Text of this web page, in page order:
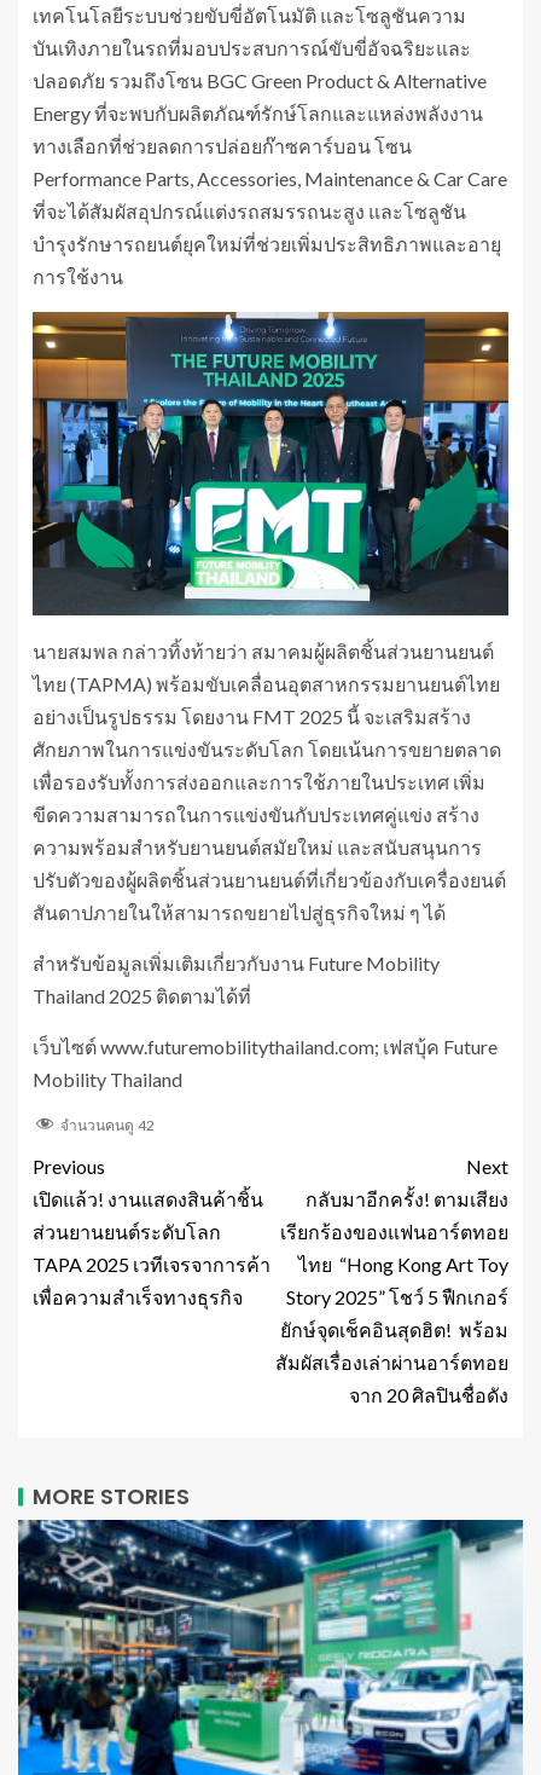
เทคโนโลยีระบบช่วยขับขี่อัตโนมัติ และโซลูชันความ
บันเทิงภายในรถที่มอบประสบการณ์ขับขี่อัจฉริยะและ
ปลอดภัย รวมถึงโซน BGC Green Product & Alternative
Energy ที่จะพบกับผลิตภัณฑ์รักษ์โลกและแหล่งพลังงาน
ทางเลือกที่ช่วยลดการปล่อยก๊าซคาร์บอน โซน
Performance Parts, Accessories, Maintenance & Car Care
ที่จะได้สัมผัสอุปกรณ์แต่งรถสมรรถนะสูง และโซลูชัน
บำรุงรักษารถยนต์ยุคใหม่ที่ช่วยเพิ่มประสิทธิภาพและอายุ
การใช้งาน
นายสมพล กล่าวทิ้งท้ายว่า สมาคมผู้ผลิตชิ้นส่วนยานยนต์
ไทย (TAPMA) พร้อมขับเคลื่อนอุตสาหกรรมยานยนต์ไทย
อย่างเป็นรูปธรรม โดยงาน FMT 2025 นี้ จะเสริมสร้าง
ศักยภาพในการแข่งขันระดับโลก โดยเน้นการขยายตลาด
เพื่อรองรับทั้งการส่งออกและการใช้ภายในประเทศ เพิ่ม
ขีดความสามารถในการแข่งขันกับประเทศคู่แข่ง สร้าง
ความพร้อมสำหรับยานยนต์สมัยใหม่ และสนับสนุนการ
ปรับตัวของผู้ผลิตชิ้นส่วนยานยนต์ที่เกี่ยวข้องกับเครื่องยนต์
สันดาปภายในให้สามารถขยายไปสู่ธุรกิจใหม่ ๆ ได้
สำหรับข้อมูลเพิ่มเติมเกี่ยวกับงาน Future Mobility
Thailand 2025 ติดตามได้ที่
เว็บไซต์ www.futuremobilitythailand.com; เฟสบุ้ค Future
Mobility Thailand
จำนวนคนดู 42
Previous
เปิดแล้ว! งานแสดงสินค้าชิ้น
ส่วนยานยนต์ระดับโลก
TAPA 2025 เวทีเจรจาการค้า
เพื่อความสำเร็จทางธุรกิจ
Next
กลับมาอีกครั้ง! ตามเสียง
เรียกร้องของแฟนอาร์ตทอย
ไทย “Hong Kong Art Toy
Story 2025” โชว์ 5 ฟืกเกอร์
ยักษ์จุดเช็คอินสุดฮิต! พร้อม
สัมผัสเรื่องเล่าผ่านอาร์ตทอย
จาก 20 ศิลปินชื่อดัง
MORE STORIES